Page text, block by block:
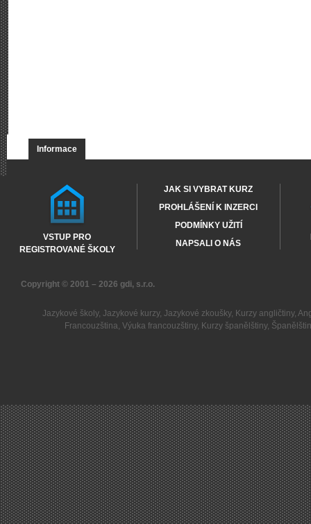
Informace
VSTUP PRO
REGISTROVANÉ ŠKOLY
JAK SI VYBRAT KURZ
PROHLÁŠENÍ K INZERCI
PODMÍNKY UŽITÍ
NAPSALI O NÁS
Copyright © 2001 – 2026 gdi, s.r.o.
Jazykové školy, Jazykové kurzy, Jazykové zkoušky, Kurzy angličtiny,
Francouzština,Výuka francouzštiny, Kurzy španělštiny,